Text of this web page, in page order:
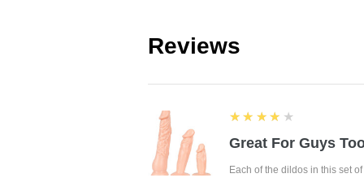
Reviews
4
★★★★★
Great For Guys
Each of the dildos in this set